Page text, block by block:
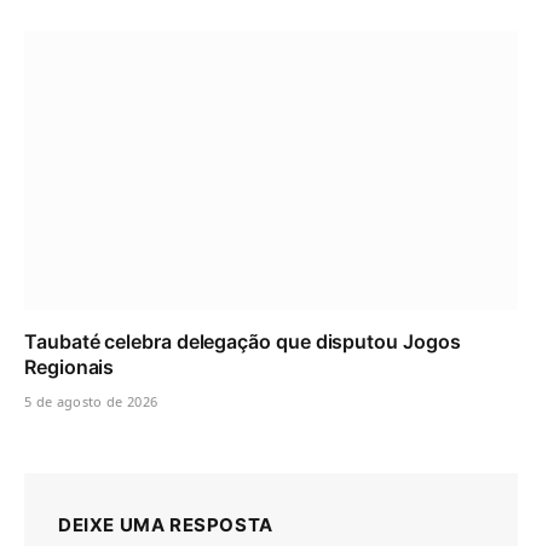
Taubaté celebra delegação que disputou Jogos
Regionais
5 de agosto de 2026
DEIXE UMA RESPOSTA